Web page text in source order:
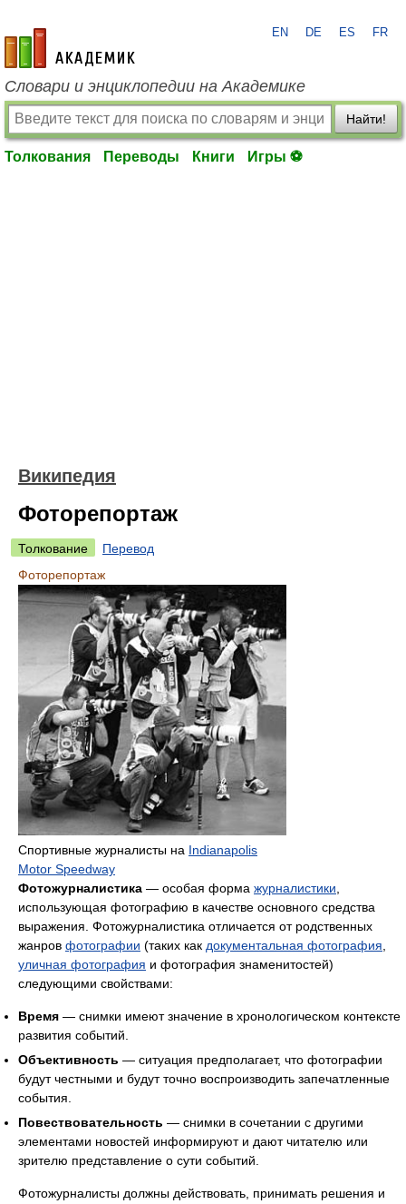
academic.ru
EN DE ES FR
Словари и энциклопедии на Академике
Найти!
Толкования Переводы Книги Игры ⚽
Википедия
Фоторепортаж
Толкование
Перевод
Фоторепортаж
Спортивные журналисты на Indianapolis
Motor Speedway
Фотожурналистика — особая форма журналистики,
использующая фотографию в качестве основного средства
выражения. Фотожурналистика отличается от родственных
жанров фотографии (таких как документальная фотография,
уличная фотография и фотография знаменитостей)
следующими свойствами:
Время — снимки имеют значение в хронологическом контексте
развития событий.
Объективность — ситуация предполагает, что фотографии
будут честными и будут точно воспроизводить запечатленные
события.
Повествовательность — снимки в сочетании с другими
элементами новостей информируют и дают читателю или
зрителю представление о сути событий.
Фотожурналисты должны действовать, принимать решения и